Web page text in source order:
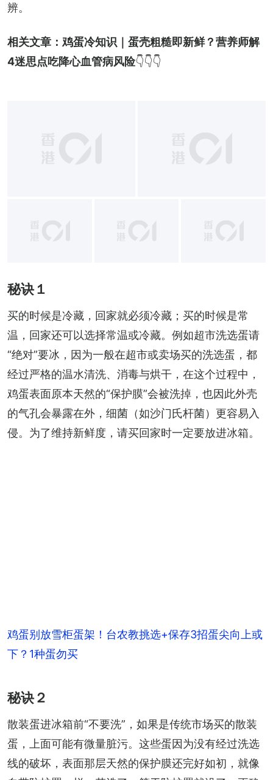
辨。
相关文章： 鸡蛋冷知识｜蛋壳粗糙即新鲜？营养师解
4迷思点吃降心血管病风险👇👇👇
秘诀１
买的时候是冷藏，回家就必须冷藏；买的时候是常
温，回家还可以选择常温或冷藏。例如超市洗选蛋请
“绝对”要冰，因为一般在超市或卖场买的洗选蛋，都
经过严格的温水清洗、消毒与烘干，在这个过程中，
鸡蛋表面原本天然的“保护膜”会被洗掉，也因此外壳
的气孔会暴露在外，细菌（如沙门氏杆菌）更容易入
侵。为了维持新鲜度，请买回家时一定要放进冰箱。
鸡蛋别放雪柜蛋架！台农教挑选+保存3招蛋尖向上或
下？1种蛋勿买
秘诀２
散装蛋进冰箱前“不要洗”，如果是传统市场买的散装
蛋，上面可能有微量脏污。这些蛋因为没有经过洗选
线的破坏，表面那层天然的保护膜还完好如初，就像